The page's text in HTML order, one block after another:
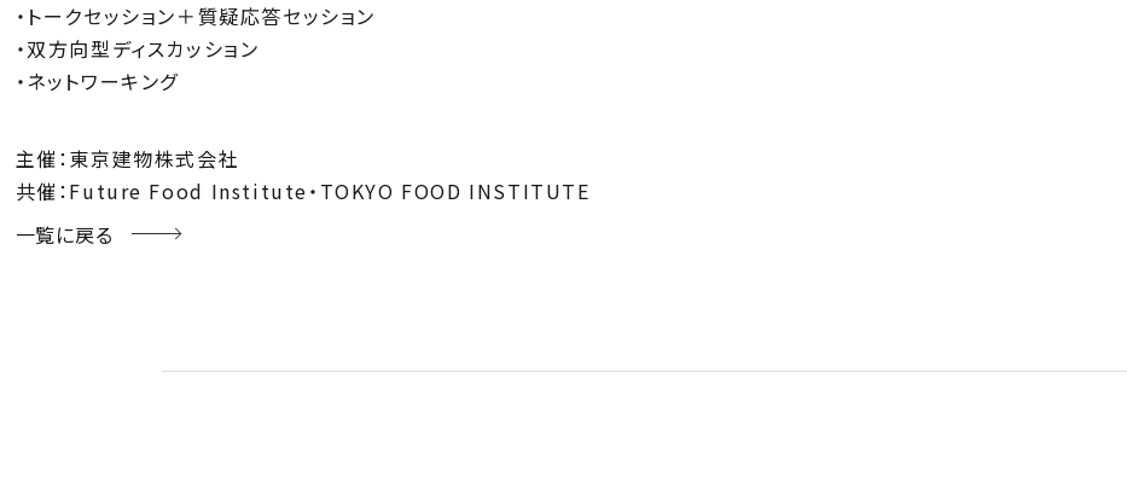
・トークセッション＋質疑応答セッション
・双方向型ディスカッション
・ネットワーキング
主催：東京建物株式会社
共催：Future Food Institute・TOKYO FOOD INSTITUTE
一覧に戻る